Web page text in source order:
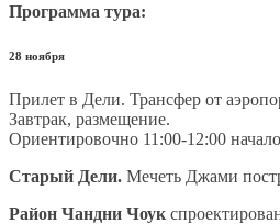
Программа тура:
28 ноября
Прилет в Дели. Трансфер от
Завтрак, размещение.
Ориентировочно 11:00-12:00
Старый Дели. Мечеть Джами
Район Чандни Чоук